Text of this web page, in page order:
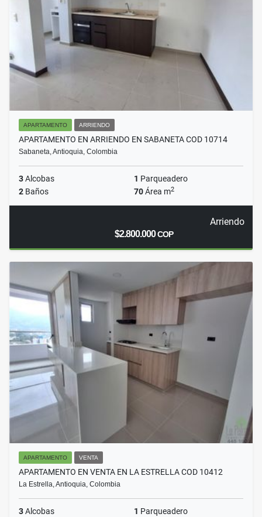
APARTAMENTO ARRIENDO
APARTAMENTO EN ARRIENDO EN SABANETA COD 10714
Sabaneta, Antioquia, Colombia
3Alcobas 1 Parqueadero
2 Baños 70Área m2
Arriendo
$2.800.000COP
APARTAMENTO VENTA
APARTAMENTO EN VENTA EN LA ESTRELLA COD 10412
La Estrella, Antioquia, Colombia
3Alcobas 1 Parqueadero